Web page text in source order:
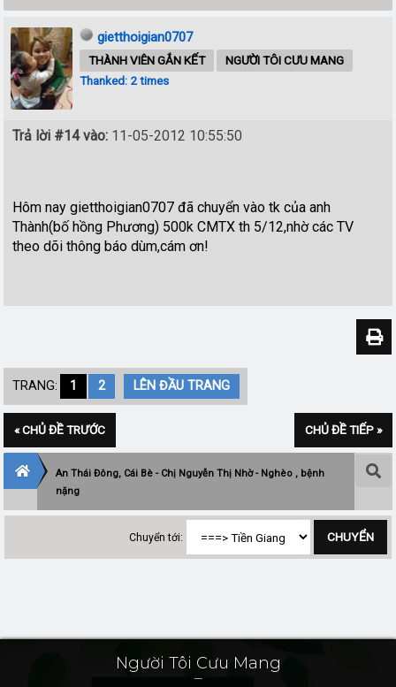
gietthoigian0707
THÀNH VIÊN GẮN KẾT
NGƯỜI TÔI CƯU MANG
Thanked: 2 times
Trả lời #14 vào: 11-05-2012 10:55:50
Hôm nay gietthoigian0707 đã chuyển vào tk của anh
Thành(bố hồng Phương) 500k CMTX th 5/12,nhờ các TV
theo dõi thông báo dùm,cám ơn!
TRANG: 1 2 LÊN ĐẦU TRANG
« CHỦ ĐỀ TRƯỚC CHỦ ĐỀ TIẾP »
An Thái Đông, Cái Bè - Chị Nguyễn Thị Nhờ - Nghèo , bệnh
nặng
Chuyển tới:
Người Tôi Cưu Mang